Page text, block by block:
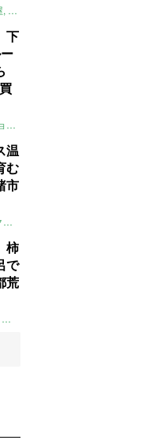
庭
下
温
む
市
柿
で
荒
タイル